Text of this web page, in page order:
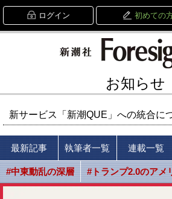
ログイン 初めての
お知らせ
新サービス「新潮QUE」への統合に
最新記事 執筆者一覧 連載一覧
#中東動乱の深層 #トランプ2.0のアメ